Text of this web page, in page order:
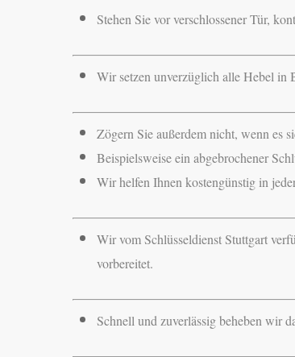
Stehen Sie vor verschlossener Tür,
Wir setzen unverzüglich alle Hebel in
Zögern Sie außerdem nicht, wenn es
Beispielsweise ein abgebrochener
Wir helfen Ihnen kostengünstig in
Wir vom Schlüsseldienst Stuttgart
vorbereitet.
Schnell und zuverlässig beheben wir